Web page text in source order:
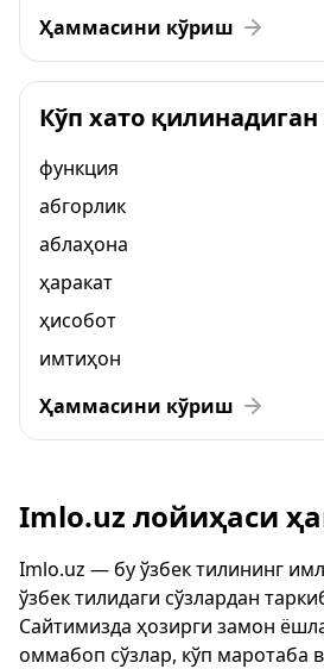
Ҳаммасини кўриш
Кўп хато қилинадиган
функция
абгорлик
аблаҳона
ҳаракат
ҳисобот
имтиҳон
Ҳаммасини кўриш
Imlo.uz лойиҳаси
Imlo.uz — бу ўзбек тилининг
ўзбек тилидаги сўзлардан
Сайтимизда ҳозирги замон
оммабоп сўзлар, кўп маротаба